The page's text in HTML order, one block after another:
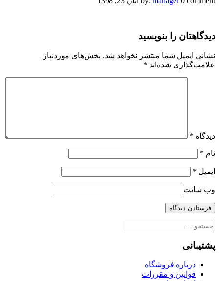
۹۹۷۶۳۵۳C-
4D7F-
B758-
BB9349D50B1E
دیدگاهتان را بنویسید
نشانی ایمیل شما منتشر نخواهد شد. بخش‌های موردنیاز
علامت‌گذاری شده‌اند *
دیدگاه *
نام *
ایمیل *
وب‌ سایت
جستجو
پشتیبانی
درباره فروشگاه
قوانین و مقررات